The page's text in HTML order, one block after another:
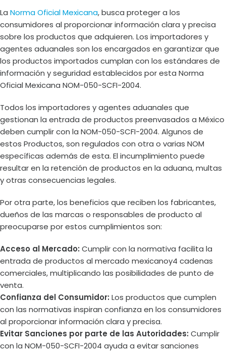
La Norma Oficial Mexicana, busca proteger a los
consumidores al proporcionar información clara y precisa
sobre los productos que adquieren. Los importadores y
agentes aduanales son los encargados en garantizar que
los productos importados cumplan con los estándares de
información y seguridad establecidos por esta Norma
Oficial Mexicana NOM-050-SCFI-2004.
Todos los importadores y agentes aduanales que
gestionan la entrada de productos preenvasados a México
deben cumplir con la NOM-050-SCFI-2004. Algunos de
estos Productos, son regulados con otra o varias NOM
específicas además de esta. El incumplimiento puede
resultar en la retención de productos en la aduana, multas
y otras consecuencias legales.
Por otra parte, los beneficios que reciben los fabricantes,
dueños de las marcas o responsables de producto al
preocuparse por estos cumplimientos son:
Acceso al Mercado: Cumplir con la normativa facilita la
entrada de productos al mercado mexicanoy4 cadenas
comerciales, multiplicando las posibilidades de punto de
venta.
Confianza del Consumidor: Los productos que cumplen
con las normativas inspiran confianza en los consumidores
al proporcionar información clara y precisa.
Evitar Sanciones por parte de las Autoridades: Cumplir
con la NOM-050-SCFI-2004 ayuda a evitar sanciones